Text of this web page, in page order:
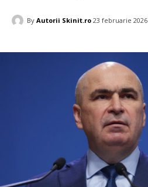
By Autorii Skinit.ro 23 februarie 2026